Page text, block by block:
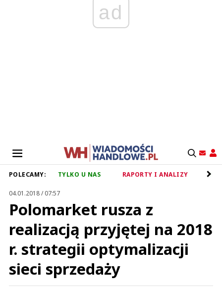
ad
POLECAMY: TYLKO U NAS RAPORTY I ANALIZY
04.01.2018 / 07:57
Polomarket rusza z
realizacją przyjętej na 2018
r. strategii optymalizacji
sieci sprzedaży